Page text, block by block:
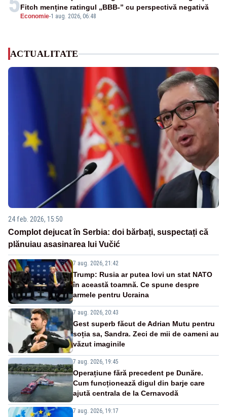
Economie-1 aug. 2026, 06:48
Fitch menține ratingul „BBB-” cu perspectivă negativă
ACTUALITATE
24 feb. 2026, 15:50
Complot dejucat în Serbia: doi bărbați, suspectați că
plănuiau asasinarea lui Vučić
7 aug. 2026, 21:42
Trump: Rusia ar putea lovi un stat NATO
în această toamnă. Ce spune despre
armele pentru Ucraina
7 aug. 2026, 20:43
Gest superb făcut de Adrian Mutu pentru
soția sa, Sandra. Zeci de mii de oameni au
văzut imaginile
7 aug. 2026, 19:45
Operațiune fără precedent pe Dunăre.
Cum funcționează digul din barje care
ajută centrala de la Cernavodă
7 aug. 2026, 19:17